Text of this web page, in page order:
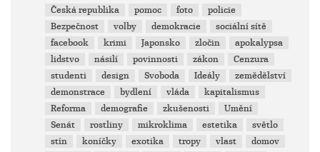
Česká republika
pomoc foto
policie
Bezpečnost
volby demokracie
sociální sítě
facebook
krimi Japonsko zločin
apokalypsa
lidstvo
násilí povinnosti zákon
Cenzura
studenti
design Svoboda Ideály
zemědělství
demonstrace
bydlení vláda
kapitalismus
Reforma
demografie zkušenosti
Umění
Senát
rostliny mikroklima estetika
světlo
stín
koníčky exotika tropy vlast domov